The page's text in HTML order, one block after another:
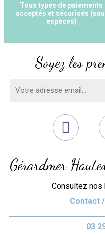
Tous types de paiements
acceptés et sécurisés
espèces)
Gérardmer
Consultez nos
Contact
03
Soyez les